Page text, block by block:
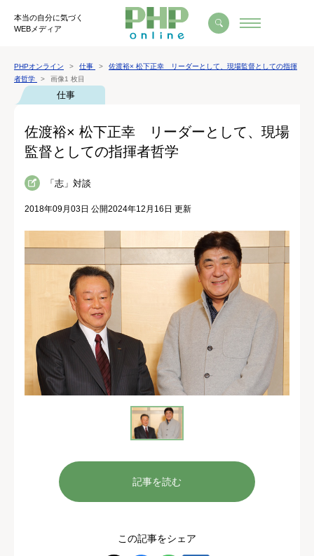
本当の自分に気づく
WEBメディア
PHPオンライン 仕事
佐渡裕× 松下正幸 リーダーとして、現場監督としての指揮
者哲学
画像1 枚目
仕事
佐渡裕× 松下正幸 リーダーとして、現場
監督としての指揮者哲学
「志」対談
2018年09月03日 公開2024年12月16日 更新
記事を読む
この記事をシェア